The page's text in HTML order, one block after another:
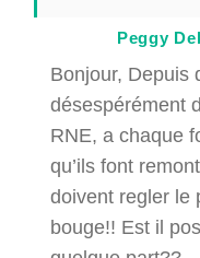
Peggy
Bonjour, Depuis
désespérément
RNE, a chaque
qu’ils font
doivent regler le
bouge!! Est il